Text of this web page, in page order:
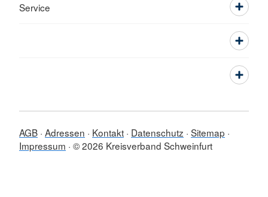
Service
AGB Adressen Kontakt Datenschutz Sitemap
Impressum © 2026 Kreisverband Schweinfurt